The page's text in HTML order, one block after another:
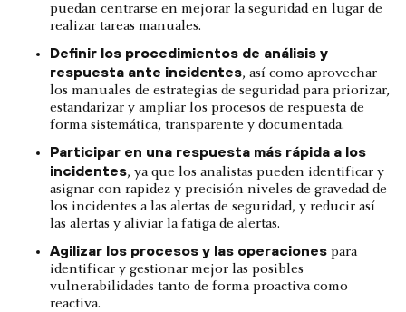
puedan centrarse en mejorar la seguridad en lugar de
realizar tareas manuales.
Definir los procedimientos de análisis y
respuesta ante incidentes, así como aprovechar
los manuales de estrategias de seguridad para priorizar,
estandarizar y ampliar los procesos de respuesta de
forma sistemática, transparente y documentada.
Participar en una respuesta más rápida a los
incidentes, ya que los analistas pueden identificar y
asignar con rapidez y precisión niveles de gravedad de
los incidentes a las alertas de seguridad, y reducir así
las alertas y aliviar la fatiga de alertas.
Agilizar los procesos y las operaciones para
identificar y gestionar mejor las posibles
vulnerabilidades tanto de forma proactiva como
reactiva.